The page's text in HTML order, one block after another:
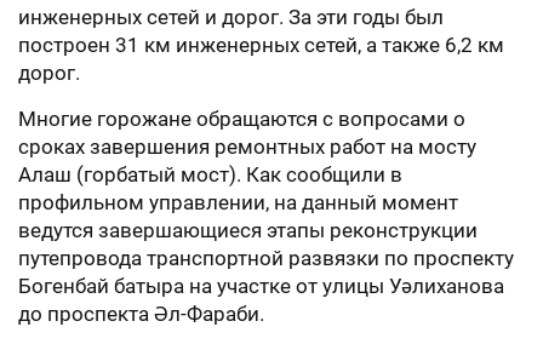
инженерных сетей и дорог. За эти годы был
построен 31 км инженерных сетей, а также 6,2 км
дорог.
Многие горожане обращаются с вопросами о
сроках завершения ремонтных работ на мосту
Алаш (горбатый мост). Как сообщили в
профильном управлении, на данный момент
ведутся завершающиеся этапы реконструкции
путепровода транспортной развязки по проспекту
Богенбай батыра на участке от улицы Уәлиханова
до проспекта Әл-Фараби.